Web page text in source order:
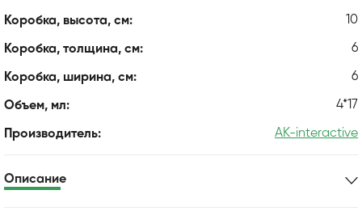
Коробка, высота, см: 10
Коробка, толщина, см: 6
Коробка, ширина, см: 6
Объем, мл: 4*17
Производитель: AK-interactive
Описание